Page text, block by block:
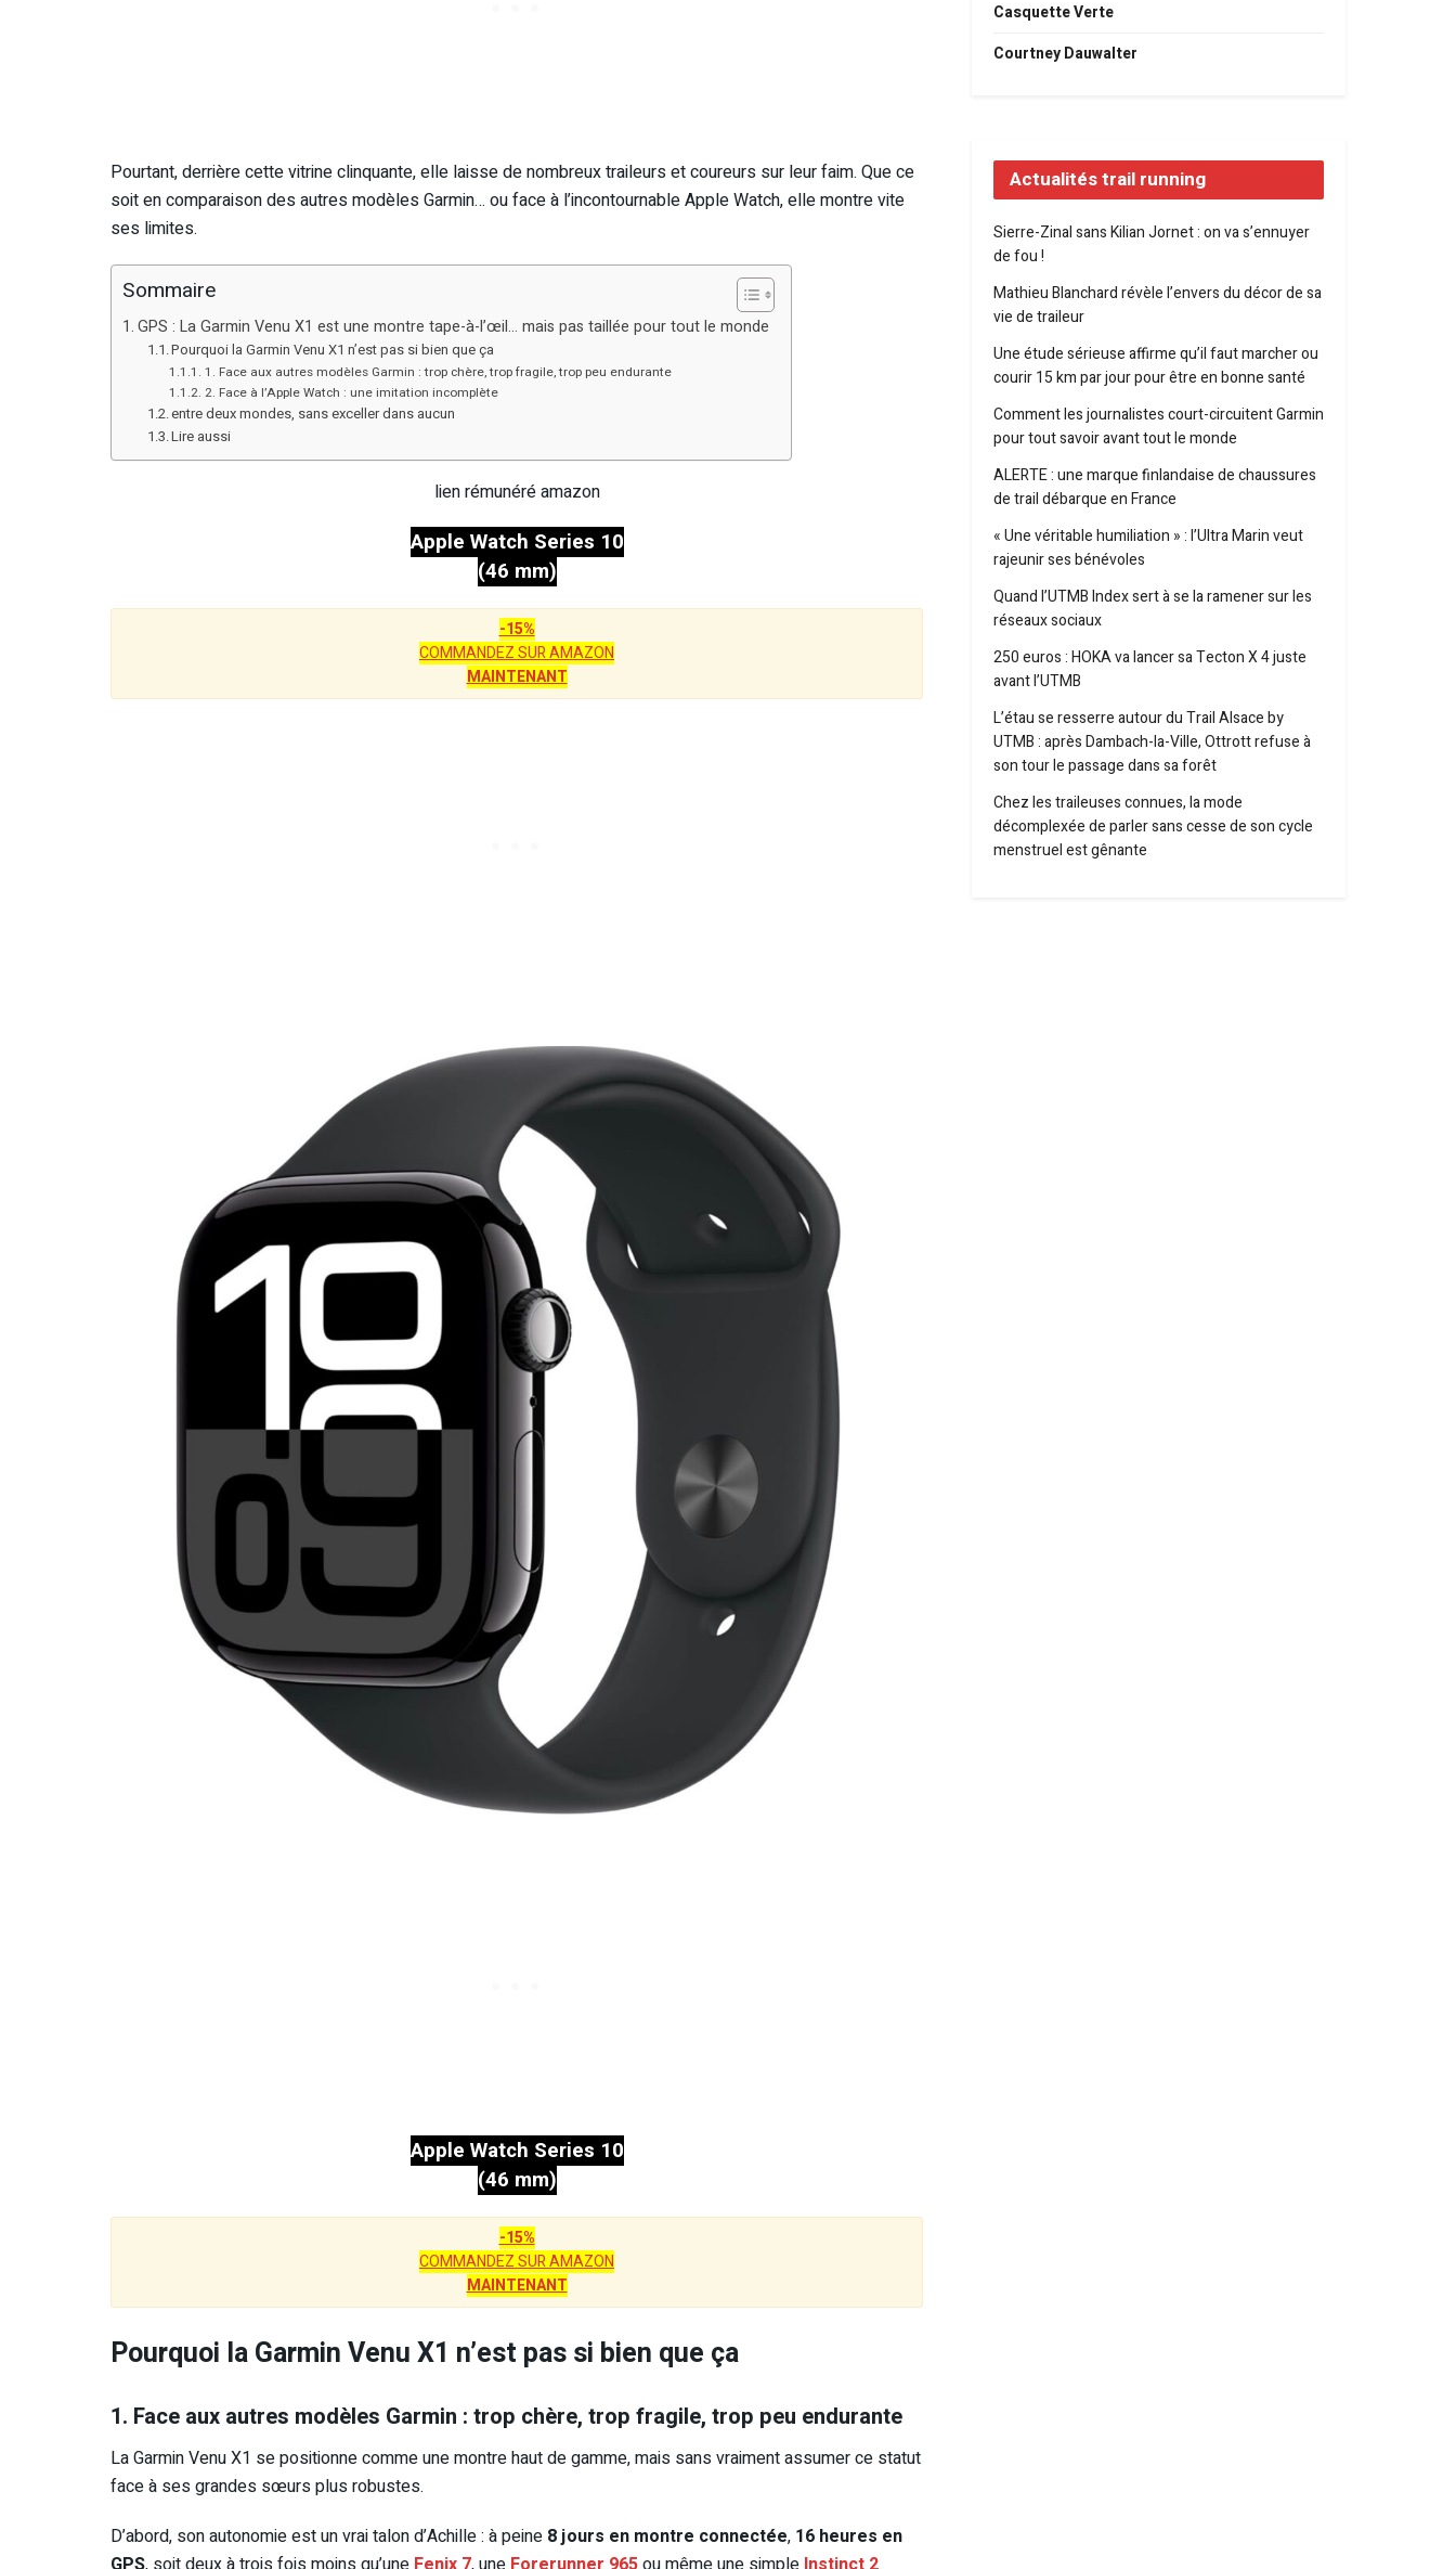
Pourtant, derrière cette vitrine clinquante, elle laisse de nombreux traileurs et coureurs sur leur faim. Que ce
soit en comparaison des autres modèles Garmin… ou face à l’incontournable Apple Watch, elle montre vite
ses limites.
Sommaire
GPS : La Garmin Venu X1 est une montre tape-à-l’œil… mais pas taillée pour tout le monde
Pourquoi la Garmin Venu X1 n’est pas si bien que ça
1. Face aux autres modèles Garmin : trop chère, trop fragile, trop peu endurante
2. Face à l’Apple Watch : une imitation incomplète
entre deux mondes, sans exceller dans aucun
Lire aussi
lien rémunéré amazon
Apple Watch Series 10
(46 mm)
-15%
COMMANDEZ SUR AMAZON
MAINTENANT
Apple Watch Series 10
(46 mm)
-15%
COMMANDEZ SUR AMAZON
MAINTENANT
Pourquoi la Garmin Venu X1 n’est pas si bien que ça
1. Face aux autres modèles Garmin : trop chère, trop fragile, trop peu endurante
La Garmin Venu X1 se positionne comme une montre haut de gamme, mais sans vraiment assumer ce statut
face à ses grandes sœurs plus robustes.
D’abord, son autonomie est un vrai talon d’Achille : à peine 8 jours en montre connectée, 16 heures en
Casquette Verte
Courtney Dauwalter
Actualités trail running
Sierre-Zinal sans Kilian Jornet : on va s’ennuyer
de fou !
Mathieu Blanchard révèle l’envers du décor de sa
vie de traileur
Une étude sérieuse affirme qu’il faut marcher ou
courir 15 km par jour pour être en bonne santé
Comment les journalistes court-circuitent Garmin
pour tout savoir avant tout le monde
ALERTE : une marque finlandaise de chaussures
de trail débarque en France
« Une véritable humiliation » : l’Ultra Marin veut
rajeunir ses bénévoles
Quand l’UTMB Index sert à se la ramener sur les
réseaux sociaux
250 euros : HOKA va lancer sa Tecton X 4 juste
avant l’UTMB
L’étau se resserre autour du Trail Alsace by
UTMB : après Dambach-la-Ville, Ottrott refuse à
son tour le passage dans sa forêt
Chez les traileuses connues, la mode
décomplexée de parler sans cesse de son cycle
menstruel est gênante